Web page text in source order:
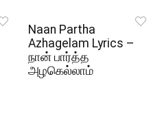
Naan Partha
Azhagelam Lyrics –
நான் பார்த்த
அழகெல்லாம்